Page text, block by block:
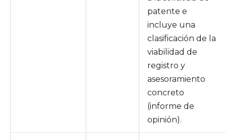
patente e
incluye una
clasificación de la
viabilidad de
registro y
asesoramiento
concreto
(informe de
opinión).